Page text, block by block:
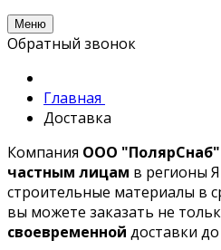
Меню
Обратный звонок
Главная
Доставка
Компания ООО "ПолярСнаб"
частным лицам в регионы
строительные материалы в
вы можете заказать не
своевременной доставки